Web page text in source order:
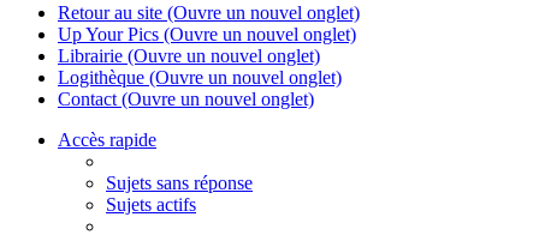
Retour au site (Ouvre un nouvel onglet)
Up Your Pics (Ouvre un nouvel onglet)
Librairie (Ouvre un nouvel onglet)
Logithèque (Ouvre un nouvel onglet)
Contact (Ouvre un nouvel onglet)
Accès rapide
Sujets sans réponse
Sujets actifs